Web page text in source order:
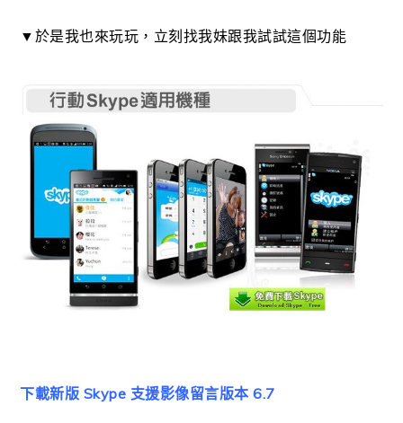
▼於是我也來玩玩，立刻找我妹跟我試試這個功能
下載新版 Skype 支援影像留言版本 6.7